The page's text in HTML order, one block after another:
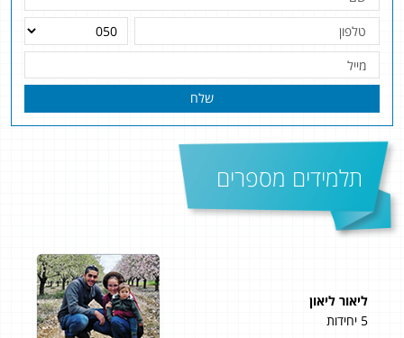
שלח
תלמידים מספרים
ליאור ליאון
5 יחידות